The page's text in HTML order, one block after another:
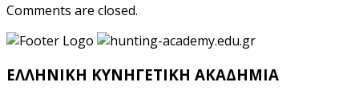
Comments are closed.
ΕΛΛΗΝΙΚΗ ΚΥΝΗΓΕΤΙΚΗ ΑΚΑΔΗΜΙΑ